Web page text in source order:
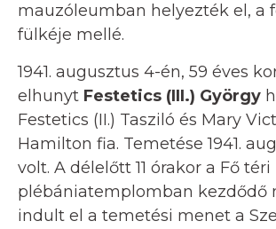
mauzóleumban helyezték el, a
fülkéje mellé.
1941. augusztus 4-én, 59 éves
elhunyt Festetics (III.) György
Festetics (II.) Tasziló és Mary
Hamilton fia. Temetése 1941.
volt. A délelőtt 11 órakor a Fő téri
plébániatemplomban kezdődő
indult el a temetési menet a